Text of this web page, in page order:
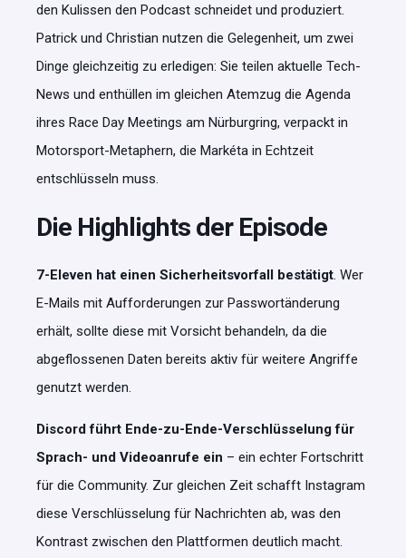
den Kulissen den Podcast schneidet und produziert.
Patrick und Christian nutzen die Gelegenheit, um zwei
Dinge gleichzeitig zu erledigen: Sie teilen aktuelle Tech-
News und enthüllen im gleichen Atemzug die Agenda
ihres Race Day Meetings am Nürburgring, verpackt in
Motorsport-Metaphern, die Markéta in Echtzeit
entschlüsseln muss.
Die Highlights der Episode
7-Eleven hat einen Sicherheitsvorfall bestätigt. Wer
E-Mails mit Aufforderungen zur Passwortänderung
erhält, sollte diese mit Vorsicht behandeln, da die
abgeflossenen Daten bereits aktiv für weitere Angriffe
genutzt werden.
Discord führt Ende-zu-Ende-Verschlüsselung für
Sprach- und Videoanrufe ein – ein echter Fortschritt
für die Community. Zur gleichen Zeit schafft Instagram
diese Verschlüsselung für Nachrichten ab, was den
Kontrast zwischen den Plattformen deutlich macht.